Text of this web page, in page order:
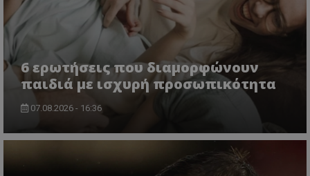
6 ερωτήσεις που διαμορφώνουν
παιδιά με ισχυρή προσωπικότητα
07.08.2026 - 16:36